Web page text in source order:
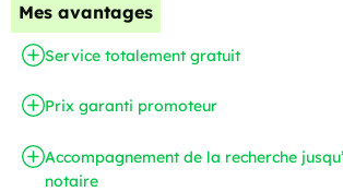
Mes avantages
Service totalement gratuit
Prix garanti promoteur
Accompagnement de la recherche
notaire